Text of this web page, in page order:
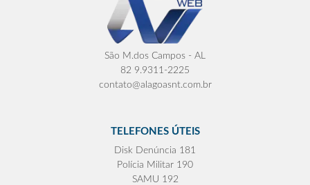
São M.dos Campos - AL
82 9.9311-2225
contato@alagoasnt.com.br
TELEFONES ÚTEIS
Disk Denúncia 181
Polícia Militar 190
SAMU 192